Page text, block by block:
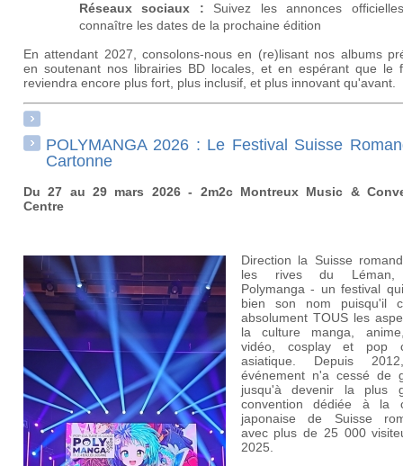
Réseaux sociaux : Suivez les annonces
connaître les dates de la prochaine édition
En attendant 2027, consolons-nous en (re)lisant nos albums
en soutenant nos librairies BD locales, et en espérant que le
reviendra encore plus fort, plus inclusif, et plus innovant qu'avant.
POLYMANGA 2026 : Le Festival Suisse
Cartonne
Du 27 au 29 mars 2026 - 2m2c Montreux Music &
Centre
Direction la Suisse
les rives du Léman,
Polymanga - un festival
bien son nom puisqu'il
absolument TOUS les
la culture manga,
vidéo, cosplay et pop
asiatique. Depuis
événement n'a cessé de
jusqu'à devenir la plus
convention dédiée à la
japonaise de Suisse
avec plus de 25 000
2025.